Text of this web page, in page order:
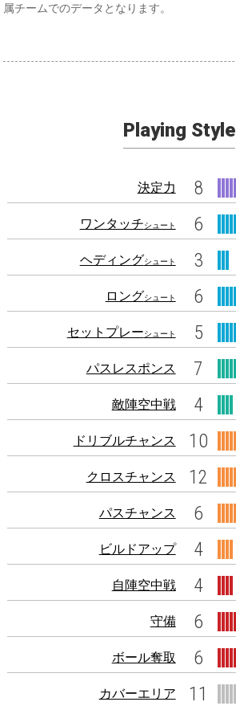
属チームでのデータとなります。
Playing Style
決定力 8
ワンタッチシュート 6
ヘディングシュート 3
ロングシュート 6
セットプレーシュート 5
パスレスポンス 7
敵陣空中戦 4
ドリブルチャンス 10
クロスチャンス 12
パスチャンス 6
ビルドアップ 4
自陣空中戦 4
守備 6
ボール奪取 6
カバーエリア 11